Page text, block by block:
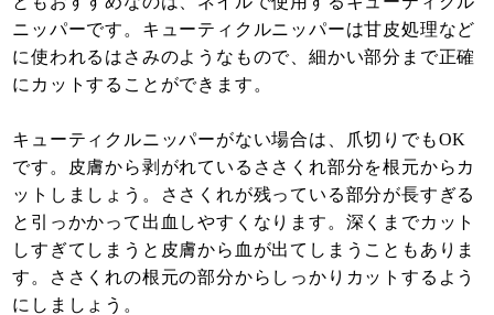
ニッパーです。キューティクルニッパーは甘皮処理など
に使われるはさみのようなもので、細かい部分まで正確
にカットすることができます。
キューティクルニッパーがない場合は、爪切りでもOK
です。皮膚から剥がれているささくれ部分を根元からカ
ットしましょう。ささくれが残っている部分が長すぎる
と引っかかって出血しやすくなります。深くまでカット
しすぎてしまうと皮膚から血が出てしまうこともありま
す。ささくれの根元の部分からしっかりカットするよう
にしましょう。